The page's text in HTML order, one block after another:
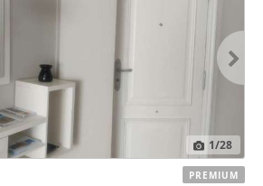
1/28
PREMIUM